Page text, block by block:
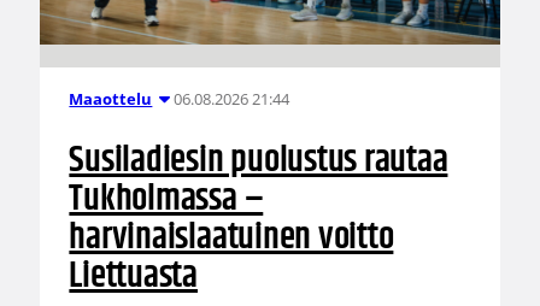
Maaottelu 06.08.2026 21:44
Susiladiesin puolustus rautaa
Tukholmassa –
harvinaislaatuinen voitto
Liettuasta